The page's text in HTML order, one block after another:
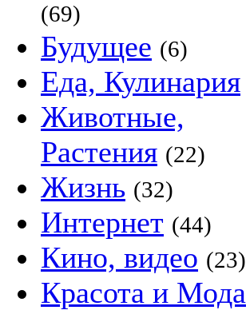
(69)
Будущее (6)
Еда, Кулинария
Животные,
Растения (22)
Жизнь (32)
Интернет (44)
Кино, видео (23)
Красота и Мода